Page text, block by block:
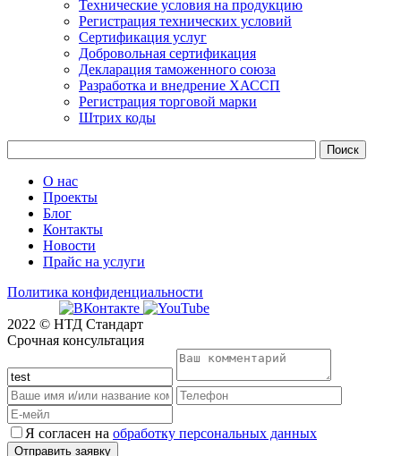
Технические условия на продукцию
Регистрация технических условий
Сертификация услуг
Добровольная сертификация
Декларация таможенного союза
Разработка и внедрение ХАССП
Регистрация торговой марки
Штрих коды
О нас
Проекты
Блог
Контакты
Новости
Прайс на услуги
Политика конфиденциальности
2022 © НТД Стандарт
Срочная консультация
Я согласен на обработку персональных данных